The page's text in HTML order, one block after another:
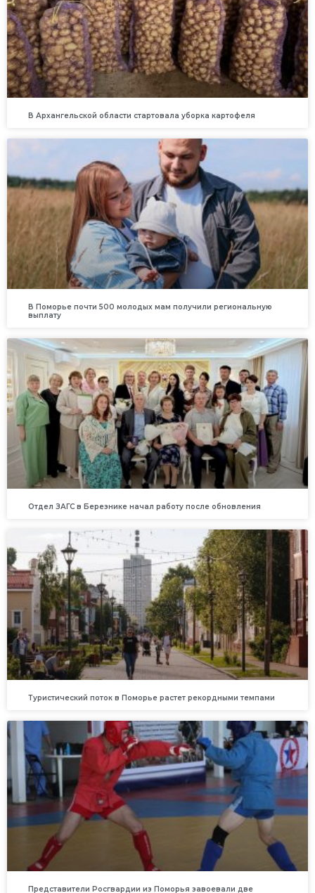
В Архангельской области стартовала уборка картофеля
В Поморье почти 500 молодых мам получили региональную
выплату
Отдел ЗАГС в Березнике начал работу после обновления
Туристический поток в Поморье растет рекордными темпами
Представители Росгвардии из Поморья завоевали две